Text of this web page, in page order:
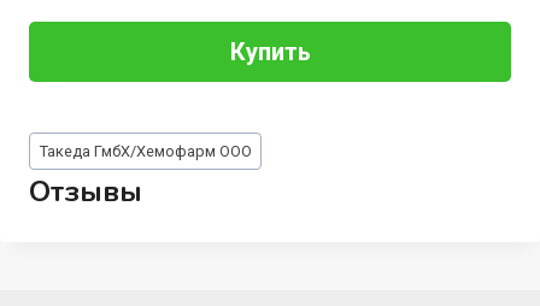
Купить
Метки
записи:
Такеда ГмбХ/Хемофарм ООО
Отзывы